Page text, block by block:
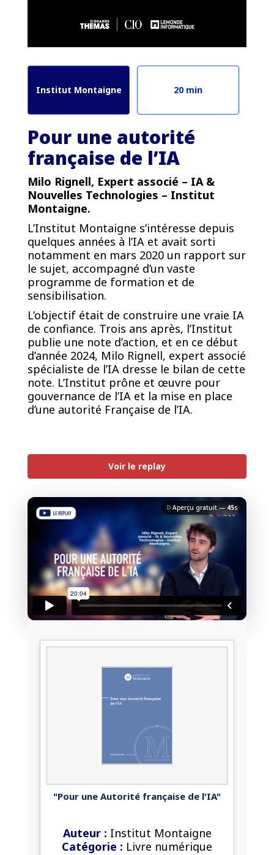
Institut Montaigne 20 min
Pour une autorité
française de l’IA
Milo Rignell, Expert associé – IA &
Nouvelles Technologies – Institut
Montaigne.
L’Institut Montaigne s’intéresse depuis
quelques années à l’IA et avait sorti
notamment en mars 2020 un rapport sur
le sujet, accompagné d’un vaste
programme de formation et de
sensibilisation.
L’objectif était de construire une vraie IA
de confiance. Trois ans après, l’Institut
publie une note d’action, et en ce début
d’année 2024, Milo Rignell, expert associé
spécialiste de l’IA dresse le bilan de cette
note. L’Institut prône et œuvre pour
gouvernance de l’IA et la mise en place
d’une autorité Française de l’IA.
Voir le replay
Aperçu gratuit —45s
J'accepte lacharte de confidentialitédu Monde
Informatique
Débloquer la vidéo
Accès sécurisé
Pas encore abonné ? Découvrir nos offres
→
"Pour une Autorité française de l'IA"
Auteur : Institut Montaigne
Catégorie : Livre numérique